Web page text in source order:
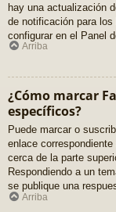
hay una actualización
de notificación para
configurar en el Panel
Arriba
¿Cómo marcar
específicos?
Puede marcar o
enlace
cerca de la parte
Respondiendo a un
se publique una
Arriba